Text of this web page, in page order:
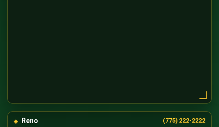
Reno (775) 222-2222